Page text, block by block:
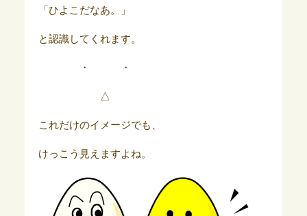
「ひよこだなあ。」
と認識してくれます。
・ ・
△
これだけのイメージでも、
けっこう見えますよね。